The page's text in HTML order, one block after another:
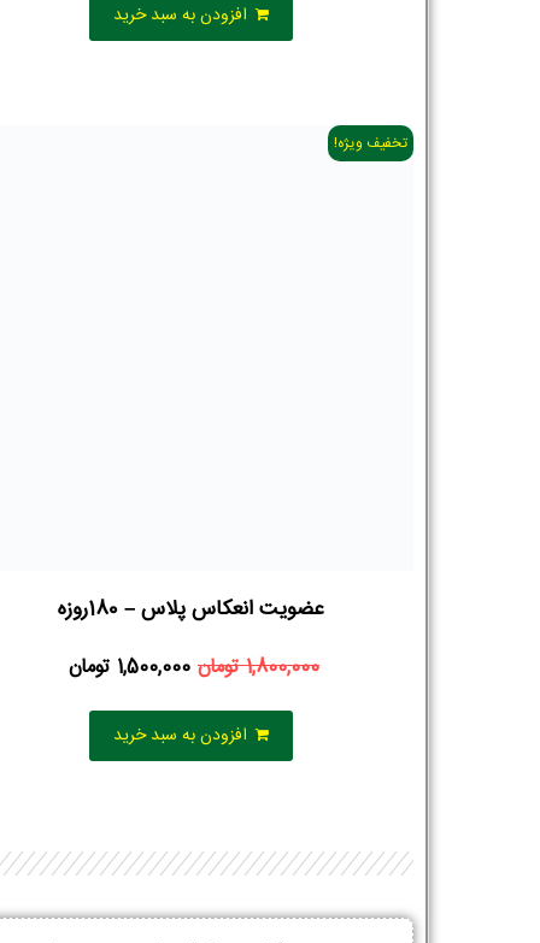
افزودن به سبد خرید
تخفیف ویژه!
عضویت انعکاس پلاس – 180روزه
1,800,000تومان 1,500,000 تومان
افزودن به سبد خرید